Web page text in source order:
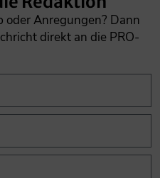
oder Anregungen? Dann
direkt an die PRO-